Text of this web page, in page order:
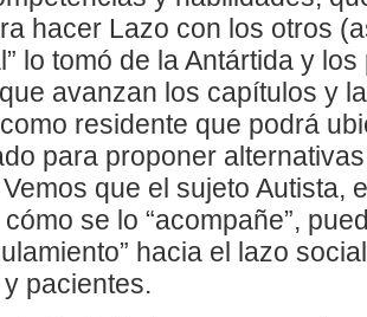
hacer Lazo con los otros
lo tomó de la Antártida y
avanzan los capítulos y
residente que podrá
para proponer
que el sujeto Autista,
se lo “acompañe”,
hacia el lazo
pacientes.